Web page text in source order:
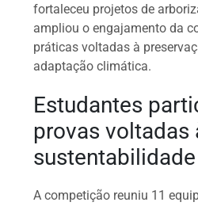
fortaleceu projetos de
ampliou o engajamento da
práticas voltadas à
adaptação climática.
Estudantes
provas voltadas
sustentabilidade
A competição reuniu 11